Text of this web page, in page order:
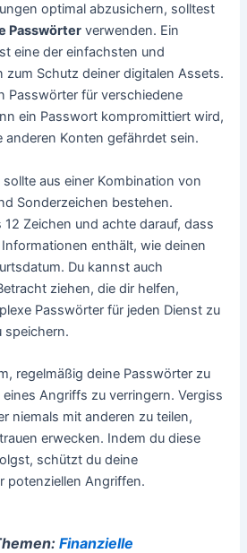
optimal abzusichern, solltest
Passwörter verwenden. Ein
eine der einfachsten und
Schutz deiner digitalen Assets.
Passwörter für verschiedene
ein Passwort kompromittiert wird,
anderen Konten gefährdet sein.
aus einer Kombination von
Sonderzeichen bestehen.
Zeichen und achte darauf, dass
enthält, wie deinen
Du kannst auch
ziehen, die dir helfen,
Passwörter für jeden Dienst zu
speichern.
regelmäßig deine Passwörter zu
Angriffs zu verringern. Vergiss
niemals mit anderen zu teilen,
erwecken. Indem du diese
schützt du deine
potenziellen Angriffen.
Finanzielle